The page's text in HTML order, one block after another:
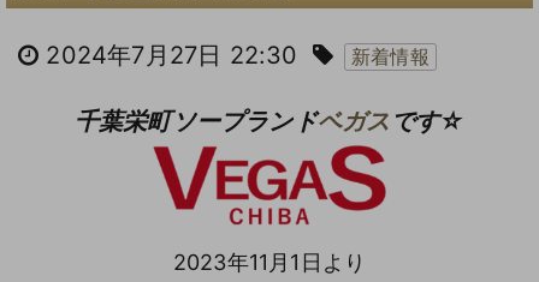
2024年7月27日 22:30 新着情報
千葉栄町ソープランドベガス です☆
2023年11月1日より